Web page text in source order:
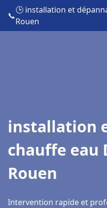
📞
🕒 installation et
Rouen
installation
chauffe eau
Rouen
Intervention rapide et